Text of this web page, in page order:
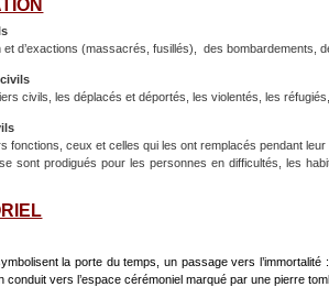
et d’exactions (massacrés, fusillés), des bombardements,
civils, les déplacés et déportés, les violentés, les
fonctions, ceux et celles qui les ont remplacés pendant
sont prodigués pour les personnes en difficultés, les
la porte du temps, un passage vers
conduit vers l’espace cérémoniel marqué par une pierre